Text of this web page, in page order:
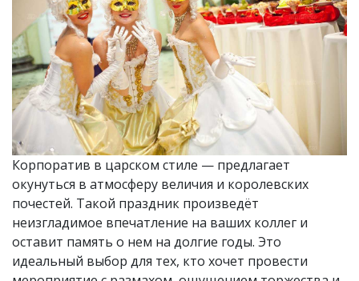
Корпоратив в царском стиле — предлагает
окунуться в атмосферу величия и королевских
почестей. Такой праздник произведёт
неизгладимое впечатление на ваших коллег и
оставит память о нем на долгие годы. Это
идеальный выбор для тех, кто хочет провести